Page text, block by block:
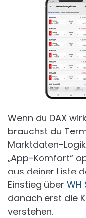
Wenn du DAX
brauchst du
Marktdaten-
„App-Komfort“
aus deiner Liste
Einstieg über WH
danach erst die
verstehen.